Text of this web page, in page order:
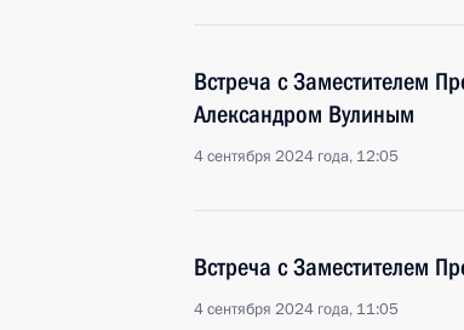
Встреча с Заместителем
Александром Вулиным
4 сентября 2024 года, 12:05
Встреча с Заместителем
4 сентября 2024 года, 11:05